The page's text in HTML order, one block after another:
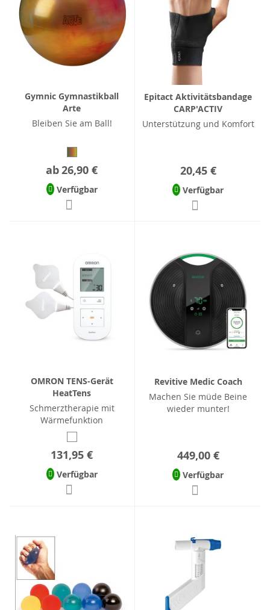
Gymnic Gymnastikball
Arte
Bleiben Sie am Ball!
ab26,90 €
Verfügbar
Epitact Aktivitätsbandage
CARP'ACTIV
Unterstützung und Komfort
20,45 €
Verfügbar
OMRON TENS-Gerät
HeatTens
Schmerztherapie mit
Wärmefunktion
131,95 €
Verfügbar
Revitive Medic Coach
Machen Sie müde Beine
wieder munter!
449,00 €
Verfügbar